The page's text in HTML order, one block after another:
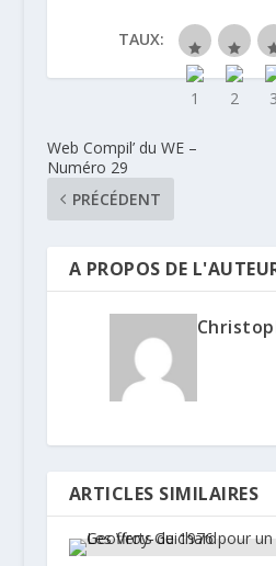
TAUX:
Web Compil’ du WE –
Numéro 29
PRÉCÉDENT
A PROPOS DE
ARTICLES SIMILAIRES